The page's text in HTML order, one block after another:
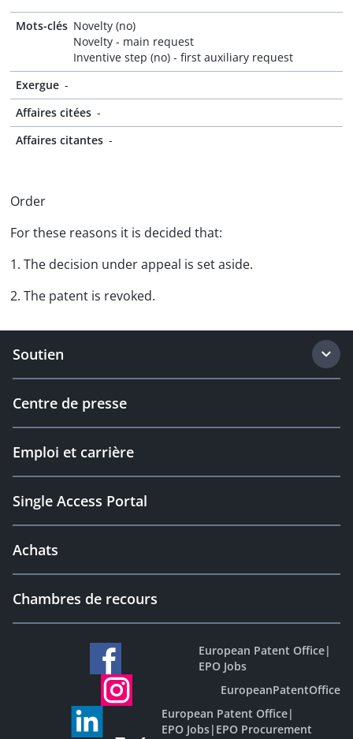
Mots-clés Novelty (no)
Novelty - main request
Inventive step (no) - first auxiliary request
Exergue -
Affaires citées -
Affaires citantes -
Order
For these reasons it is decided that:
1. The decision under appeal is set aside.
2. The patent is revoked.
Soutien
Centre de presse
Emploi et carrière
Single Access Portal
Achats
Chambres de recours
European Patent Office|
EPO Jobs
EuropeanPatentOffice
European Patent Office|
EPO Jobs| EPO Procurement